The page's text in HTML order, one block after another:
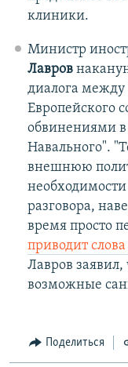
клиники.
Министр
Лавров
диалога
Европейского
обвинениями
Навального".
внешнюю
разговора,
время просто
приводит
Лавров заявил,
возможные
Поделиться